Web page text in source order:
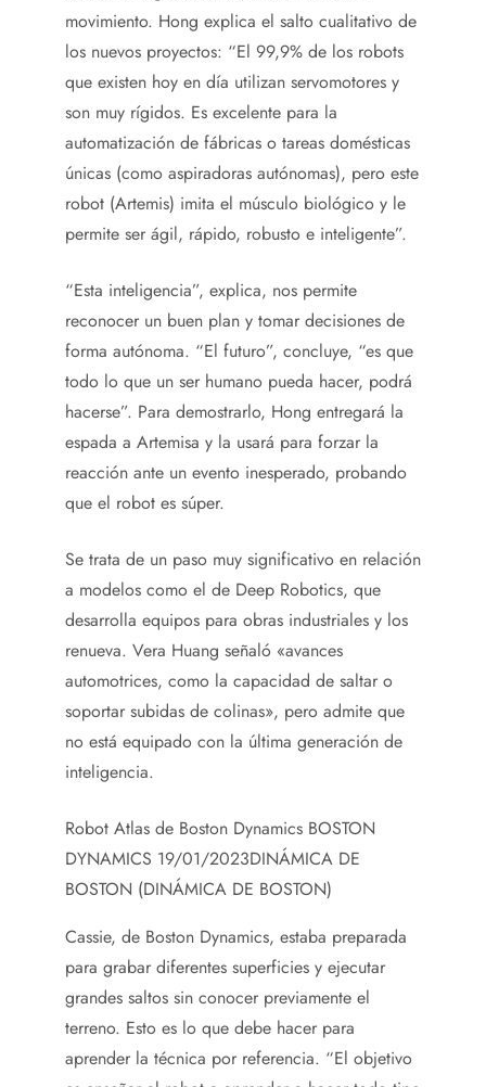
movimiento. Hong explica el salto cualitativo de
los nuevos proyectos: “El 99,9% de los robots
que existen hoy en día utilizan servomotores y
son muy rígidos. Es excelente para la
automatización de fábricas o tareas domésticas
únicas (como aspiradoras autónomas), pero este
robot (Artemis) imita el músculo biológico y le
permite ser ágil, rápido, robusto e inteligente”.
“Esta inteligencia”, explica, nos permite
reconocer un buen plan y tomar decisiones de
forma autónoma. “El futuro”, concluye, “es que
todo lo que un ser humano pueda hacer, podrá
hacerse”. Para demostrarlo, Hong entregará la
espada a Artemisa y la usará para forzar la
reacción ante un evento inesperado, probando
que el robot es súper.
Se trata de un paso muy significativo en relación
a modelos como el de Deep Robotics, que
desarrolla equipos para obras industriales y los
renueva. Vera Huang señaló «avances
automotrices, como la capacidad de saltar o
soportar subidas de colinas», pero admite que
no está equipado con la última generación de
inteligencia.
Robot Atlas de Boston Dynamics BOSTON
DYNAMICS 19/01/2023DINÁMICA DE
BOSTON (DINÁMICA DE BOSTON)
Cassie, de Boston Dynamics, estaba preparada
para grabar diferentes superficies y ejecutar
grandes saltos sin conocer previamente el
terreno. Esto es lo que debe hacer para
aprender la técnica por referencia. “El objetivo